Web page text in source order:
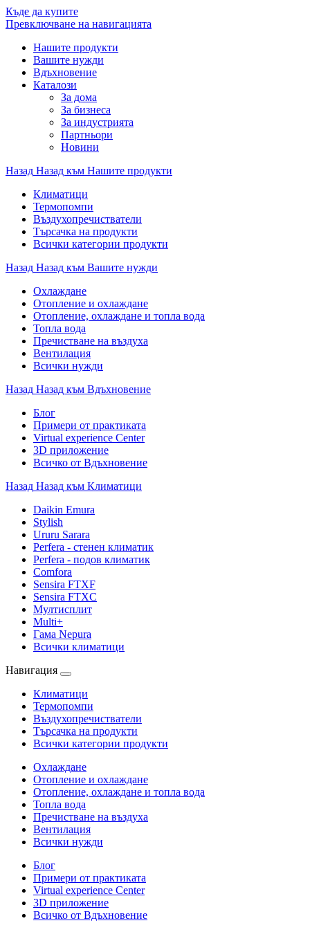
Къде да купите
Превключване на навигацията
Нашите продукти
Вашите нужди
Вдъхновение
Каталози
За дома
За бизнеса
За индустрията
Партньори
Новини
Назад Назад към Нашите продукти
Климатици
Термопомпи
Въздухопречистватели
Търсачка на продукти
Всички категории продукти
Назад Назад към Вашите нужди
Охлаждане
Отопление и охлаждане
Отопление, охлаждане и топла вода
Топла вода
Пречистване на въздуха
Вентилация
Всички нужди
Назад Назад към Вдъхновение
Блог
Примери от практиката
Virtual experience Center
3D приложение
Всичко от Вдъхновение
Назад Назад към Климатици
Daikin Emura
Stylish
Ururu Sarara
Perfera - стенен климатик
Perfera - подов климатик
Comfora
Sensira FTXF
Sensira FTXC
Мултисплит
Multi+
Гама Nepura
Всички климатици
Навигация
Климатици
Термопомпи
Въздухопречистватели
Търсачка на продукти
Всички категории продукти
Охлаждане
Отопление и охлаждане
Отопление, охлаждане и топла вода
Топла вода
Пречистване на въздуха
Вентилация
Всички нужди
Блог
Примери от практиката
Virtual experience Center
3D приложение
Всичко от Вдъхновение